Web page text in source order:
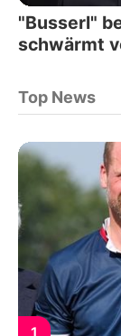
"Busserl"
schwärmt
Top News